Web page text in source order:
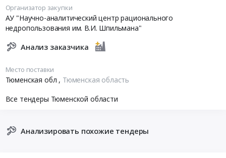
Организатор закупки
АУ "Научно-аналитический центр рационального
недропользования им. В.И. Шпильмана"
Анализ заказчика
Место поставки
Тюменская обл , Тюменская область
Все тендеры Тюменской области
Анализировать похожие тендеры